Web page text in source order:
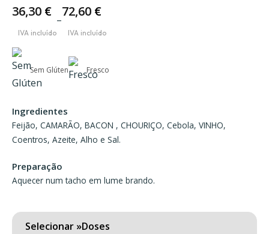
36,30 €
–
72,60 €
Price
range:
36,30 €
through
Sem Glúten Fresco
Ingredientes
Feijão, CAMARÃO, BACON , CHOURIÇO, Cebola, VINHO,
Coentros, Azeite, Alho e Sal.
Preparação
Aquecer num tacho em lume brando.
Doses